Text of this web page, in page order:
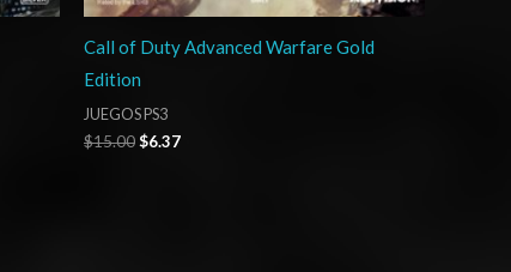
Call of Duty Advanced Warfare Gold
Edition
JUEGOS PS3
$15.00$6.37